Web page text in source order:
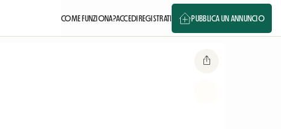
COME FUNZIONA?ACCEDIREGISTRATI PUBBLICA UN ANNUNCIO